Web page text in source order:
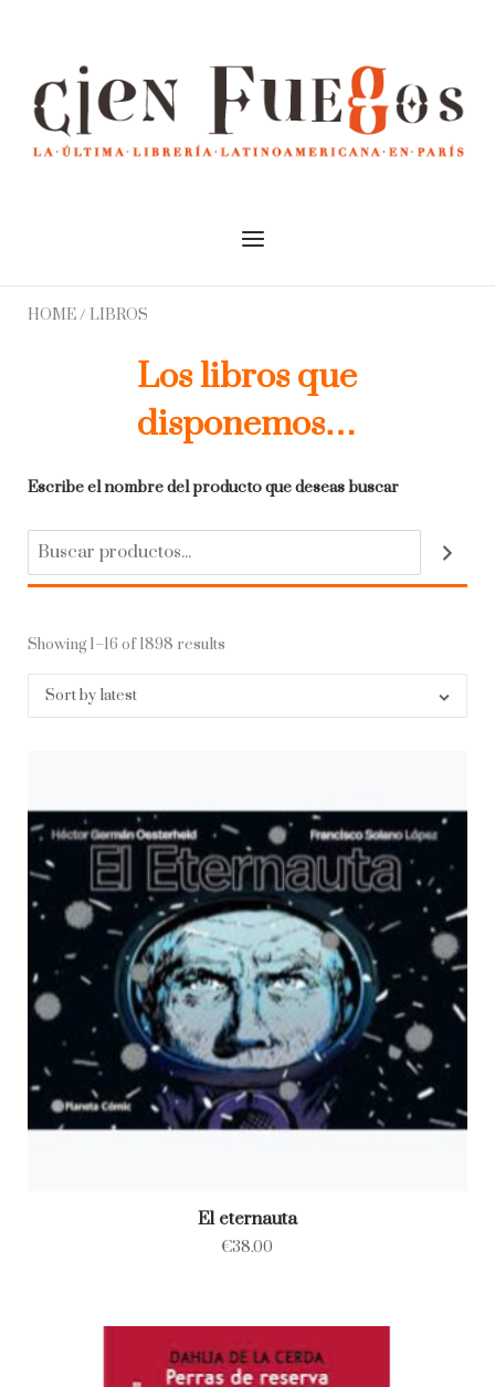
Menu
HOME/ LIBROS
Los libros que
disponemos…
Escribe el nombre del producto que deseas buscar
Showing 1–16 of 1898 results
Sort by latest
El eternauta
€38.00